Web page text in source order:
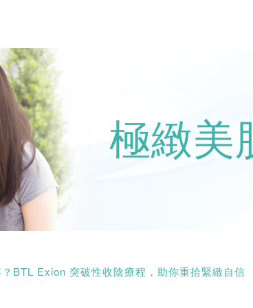
極緻美
BTL Exion 突破性收陰療程，助你重拾緊緻自信